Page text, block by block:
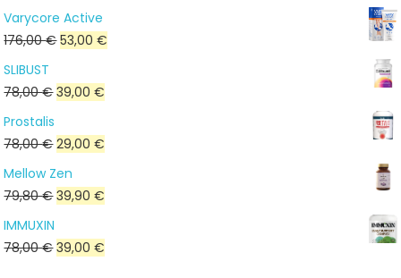
Varycore Active
176,00€Pôvodná
bola:
176,00 €.
53,00€
SLIBUST
78,00€Pôvodná
bola:
78,00 €.
39,00€
je:
39,00 €.
Prostalis
78,00€Pôvodná
bola:
78,00 €.
29,00€
je:
29,00 €.
Mellow Zen
79,80€Pôvodná
bola:
79,80 €.
39,90€
je:
39,90 €.
IMMUXIN
78,00€Pôvodná
39,00€